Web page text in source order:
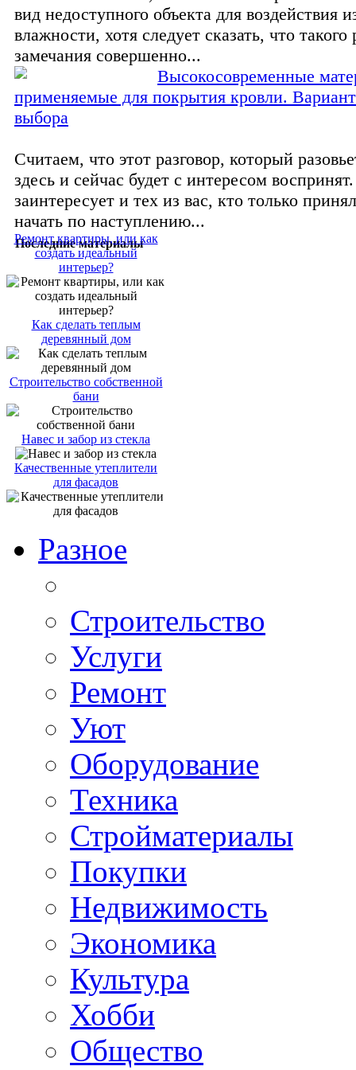
вид недоступного объекта для воздействия
влажности, хотя следует сказать, что такого
замечания совершенно...
Высокосовременные
применяемые для покрытия кровли.
выбора
Считаем, что этот разговор, который
здесь и сейчас будет с интересом
заинтересует и тех из вас, кто только
начать по наступлению...
Последние материалы
Ремонт квартиры, или как
создать идеальный
интерьер?
Как сделать теплым
деревянный дом
Строительство собственной
бани
Навес и забор из стекла
Качественные утеплители
для фасадов
Разное
Строительство
Услуги
Ремонт
Уют
Оборудование
Техника
Стройматериалы
Покупки
Недвижимость
Экономика
Культура
Хобби
Общество